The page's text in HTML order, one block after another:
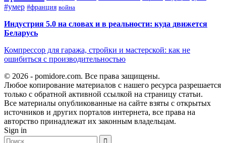
#умер #франция война
Индустрия 5.0 на словах и в реальности: куда движется
Беларусь
Компрессор для гаража, стройки и мастерской: как не
ошибиться с производительностью
© 2026 - pomidore.com. Все права защищены.
Любое копирование материалов с нашего ресурса разрешается
только с обратной активной ссылкой на страницу статьи.
Все материалы опубликованные на сайте взяты с открытых
источников и других порталов интернета, все права на
авторство принадлежат их законным владельцам.
Sign in